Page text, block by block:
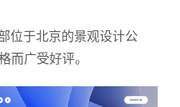
位于北京的景观设计公
而广受好评。